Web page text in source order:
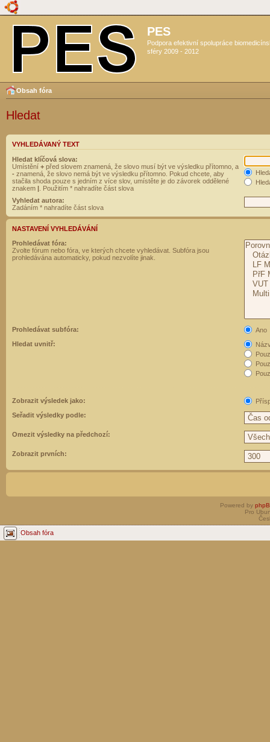
PES
Podpora efektivní spolupráce
sféry 2009 - 2012
Obsah fóra
Hledat
VYHLEDÁVANÝ TEXT
Hledat klíčová slova:
Umístění + před slovem znamená, že slovo musí být ve výsledku přítomno, a
- znamená, že slovo nemá být ve výsledku přítomno. Pokud chcete, aby
stačila shoda pouze s jedním z více slov, umístěte je do závorek oddělené
znakem | . Použitím * nahradíte část slova
Vyhledat autora:
Zadáním * nahradíte část slova
NASTAVENÍ VYHLEDÁVÁNÍ
Prohledávat fóra:
Zvolte fórum nebo fóra, ve kterých chcete vyhledávat. Subfóra jsou
prohledávána automaticky, pokud nezvolíte jinak.
Prohledávat subfóra:
Ano
Hledat uvnitř:
Zobrazit výsledek jako:
Seřadit výsledky podle:
Omezit výsledky na předchozí:
Zobrazit prvních:
Powered by
Pro
Obsah fóra